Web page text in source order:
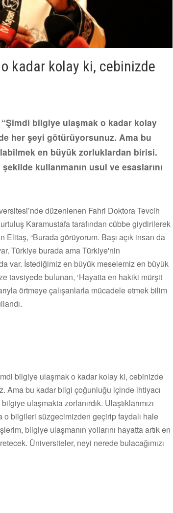
kadar kolay ki, cebinizde
bilgiye ulaşmak o kadar kolay
her şeyi götürüyorsunuz. Ama bu
en büyük zorluklardan birisi.
kullanmanın usul ve esaslarını
düzenlenen Fahri Doktora Tevcih
Karamustafa tarafından cübbe giydirilerek
“Burada görüyorum. Başı açık insan da
Türkiye burada ama Türkiye'nin
var. İstediğimiz en büyük meselemiz en büyük
tavsiyede bulunan, ‘Hayatta en hakiki mürşit
örtmeye çalışanlarla mücadele etmek bilim
bilgiye ulaşmak o kadar kolay ki, cebinizde
Ama bu kadar bilgi çoğunluğu içinde ihtiyacı
ulaşmakta zorlanırdık. Ulaştıklarımızı
bilgileri süzgecimizden geçirip faydalı hale
bilgiye ulaşmanın yollarını hayatta artık en
Üniversiteler, neyi nerede bulacağımızı